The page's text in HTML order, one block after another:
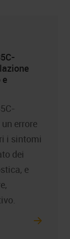
errore
i sintomi
dei
e